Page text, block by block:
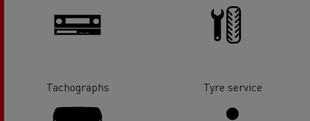
Tachographs Tyre service